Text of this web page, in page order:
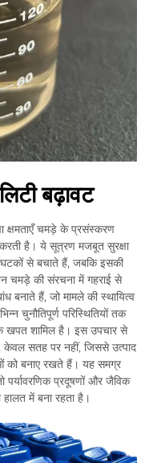
बढ़ावट
क्षमताएँ चमड़े के प्रसंस्करण
करती है। ये सूत्रण मजबूत सुरक्षा
घटकों से बचाते हैं, जबकि इसकी
चमड़े की संरचना में गहराई से
हैं, जो मामले की स्थायित्व
चुनौतिपूर्ण परिस्थितियों तक
खपत शामिल है। इस उपचार से
केवल सतह पर नहीं, जिससे उत्पाद
को बनाए रखते हैं। यह समग्र
पर्यावरणिक प्रदूषणों और जैविक
में बना रहता है।